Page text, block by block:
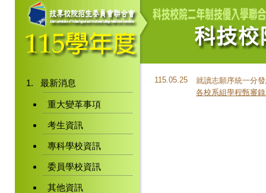
最新消息
重大變革事項
考生資訊
專科學校資訊
委員學校資訊
其他資訊
115.05.25
就讀志願序統一分
各校系組學程甄審